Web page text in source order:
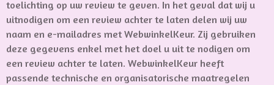
toelichting op uw review te geven. In het geval dat wij u
uitnodigen om een review achter te laten delen wij uw
naam en e-mailadres met WebwinkelKeur. Zij gebruiken
deze gegevens enkel met het doel u uit te nodigen om
een review achter te laten. WebwinkelKeur heeft
passende technische en organisatorische maatregelen